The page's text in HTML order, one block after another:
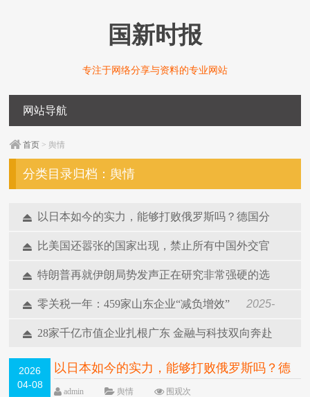
国新时报
专注于网络分享与资料的专业网站
网站导航
首页 > 舆情
分类目录归档： 舆情
以日本如今的实力，能够打败俄罗斯吗？德国分
析：一天内结束战斗 2026-04-08
比美国还嚣张的国家出现，禁止所有中国外交官
入境，不让统一 2026-02-12
特朗普再就伊朗局势发声正在研究非常强硬的选
项 2026-01-12
零关税一年：459家山东企业“减负增效” 2025-
12-1528家千亿市值企业扎根广东 金融与科技双向奔赴
2025-11-27
2026
04-08
以日本如今的实力，能够打败俄罗斯吗？德
国分析：一天内结束战斗
admin 舆情 围观次